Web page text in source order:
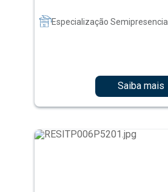
Especialização Semipresencial
Saiba mais